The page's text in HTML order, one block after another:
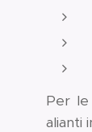
Per
alianti